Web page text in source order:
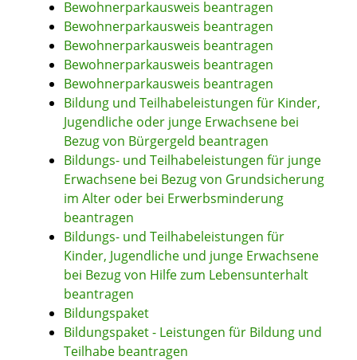
Bewohnerparkausweis beantragen
Bewohnerparkausweis beantragen
Bewohnerparkausweis beantragen
Bewohnerparkausweis beantragen
Bewohnerparkausweis beantragen
Bildung und Teilhabeleistungen für Kinder,
Jugendliche oder junge Erwachsene bei
Bezug von Bürgergeld beantragen
Bildungs- und Teilhabeleistungen für junge
Erwachsene bei Bezug von Grundsicherung
im Alter oder bei Erwerbsminderung
beantragen
Bildungs- und Teilhabeleistungen für
Kinder, Jugendliche und junge Erwachsene
bei Bezug von Hilfe zum Lebensunterhalt
beantragen
Bildungspaket
Bildungspaket - Leistungen für Bildung und
Teilhabe beantragen